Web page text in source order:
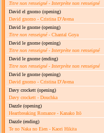
Titre non renseigné- Interprète non renseigné
David el gnomo (opening)
David gnomo - Cristina D'Avena
David le gnome (opening)
Titre non renseigné- Chantal Goya
David le gnome (opening)
Titre non renseigné- Interprète non renseigné
David le gnome (ending)
Titre non renseigné- Interprète non renseigné
David le gnome (opening)
David gnomo - Cristina D'Avena
Davy crockett (opening)
Davy crockett - Douchka
Dazzle (opening)
Heartbreaking Romance - Kanako Itō
Dazzle (ending)
Te no Naka no Eien - Kaori Hikita